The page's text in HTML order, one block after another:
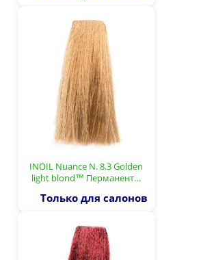
INOIL Nuance N. 8.3 Golden
light blond™ Перманент…
Только для салонов